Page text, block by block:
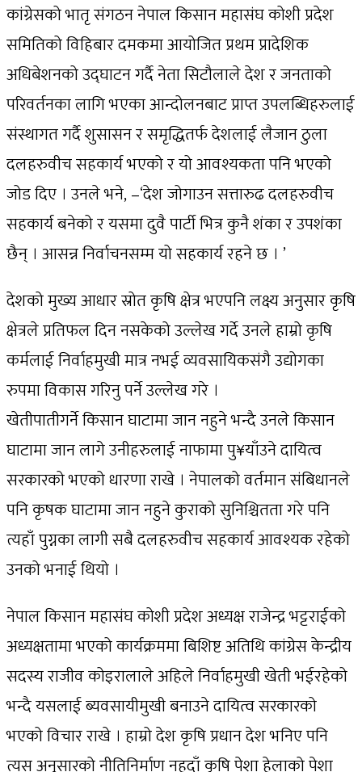
कांग्रेसको भातृ संगठन नेपाल किसान महासंघ कोशी प्रदेश
समितिको विहिबार दमकमा आयोजित प्रथम प्रादेशिक
अधिबेशनको उद्घाटन गर्दै नेता सिटौलाले देश र जनताको
परिवर्तनका लागि भएका आन्दोलनबाट प्राप्त उपलब्धिहरुलाई
संस्थागत गर्दै शुसासन र समृद्धितर्फ देशलाई लैजान ठुला
दलहरुवीच सहकार्य भएको र यो आवश्यकता पनि भएको
जोड दिए । उनले भने, –‘देश जोगाउन सत्तारुढ दलहरुवीच
सहकार्य बनेको र यसमा दुवै पार्टी भित्र कुनै शंका र उपशंका
छैन् । आसन्न निर्वाचनसम्म यो सहकार्य रहने छ । ’
देशको मुख्य आधार स्रोत कृषि क्षेत्र भएपनि लक्ष्य अनुसार कृषि
क्षेत्रले प्रतिफल दिन नसकेको उल्लेख गर्दे उनले हाम्रो कृषि
कर्मलाई निर्वाहमुखी मात्र नभई व्यवसायिकसंगै उद्योगका
रुपमा विकास गरिनु पर्ने उल्लेख गरे ।
खेतीपातीगर्ने किसान घाटामा जान नहुने भन्दै उनले किसान
घाटामा जान लागे उनीहरुलाई नाफामा पु¥याँउने दायित्व
सरकारको भएको धारणा राखे । नेपालको वर्तमान संबिधानले
पनि कृषक घाटामा जान नहुने कुराको सुनिश्चितता गरे पनि
त्यहाँ पुग्नका लागी सबै दलहरुवीच सहकार्य आवश्यक रहेको
उनको भनाई थियो ।
नेपाल किसान महासंघ कोशी प्रदेश अध्यक्ष राजेन्द्र भट्टराईको
अध्यक्षतामा भएको कार्यक्रममा बिशिष्ट अतिथि कांग्रेस केन्द्रीय
सदस्य राजीव कोइरालाले अहिले निर्वाहमुखी खेती भईरहेको
भन्दै यसलाई ब्यवसायीमुखी बनाउने दायित्व सरकारको
भएको विचार राखे । हाम्रो देश कृषि प्रधान देश भनिए पनि
त्यस अनुसारको नीतिनिर्माण नहुदाँ कृषि पेशा हेलाको पेशा